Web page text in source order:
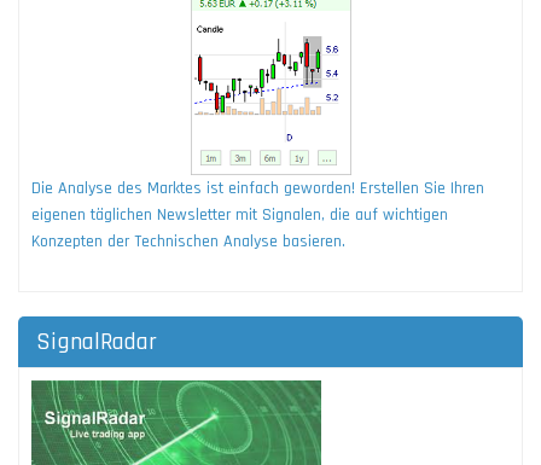
Die Analyse des Marktes ist einfach geworden! Erstellen Sie Ihren
eigenen täglichen Newsletter mit Signalen, die auf wichtigen
Konzepten der Technischen Analyse basieren.
SignalRadar